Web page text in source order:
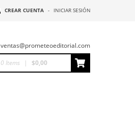
CREAR CUENTA - INICIAR SESIÓN
ventas@prometeoeditorial.com
0 Items | $0,00